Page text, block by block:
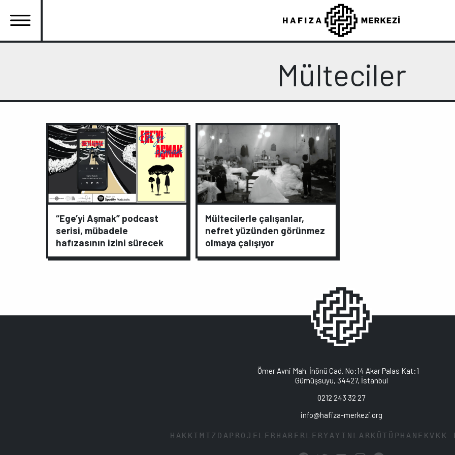
atla
Mülteciler
“Ege’yi Aşmak” podcast
serisi, mübadele
hafızasının izini sürecek
Mültecilerle çalışanlar,
nefret yüzünden görünmez
olmaya çalışıyor
Ömer Avni Mah. İnönü Cad. No:14 Akar Palas Kat:1
Gümüşsuyu, 34427, İstanbul
0212 243 32 27
info@hafiza-merkezi.org
HAKKIMIZDA PROJELER HABERLERYAYINLAR KÜTÜPHANE KVKK